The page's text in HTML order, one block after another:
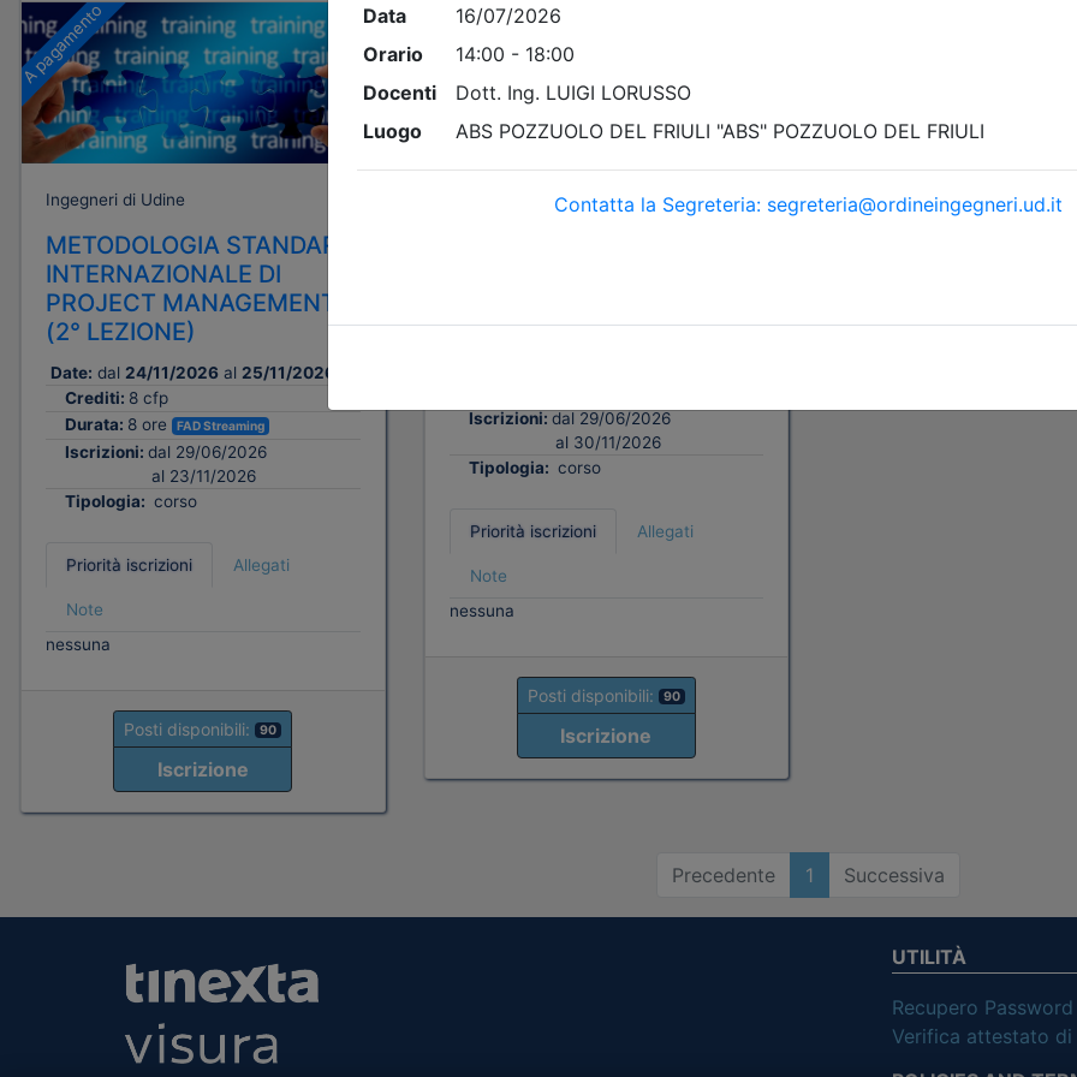
A pagamento
Ingegneri di Udine
METODOLOGIA STANDARD
INTERNAZIONALE DI
PROJECT MANAGEMENT
(2° LEZIONE)
Date: dal 24/11/2026 al 25/11/2026
Crediti: 8 cfp
Durata: 8 ore FAD Streaming
Iscrizioni: dal 29/06/2026
al 23/11/2026
Tipologia: corso
Priorità iscrizioni Allegati
Note
nessuna
Posti disponibili: 90
Iscrizione
A pagamento
Ingegneri di Udine
Iscrizioni:dal 29/06/2026
al 30/11/2026
Tipologia: corso
Priorità iscrizioni Allegati
Note
nessuna
Posti disponibili: 90
Iscrizione
Precedente 1 Successiva
UTILITÀ
Recupero Password
Verifica attestato di